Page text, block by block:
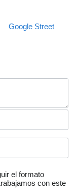
Google Street
el formato
con este